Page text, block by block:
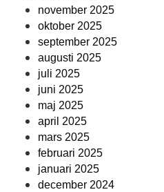
november 2025
oktober 2025
september 2025
augusti 2025
juli 2025
juni 2025
maj 2025
april 2025
mars 2025
februari 2025
januari 2025
december 2024